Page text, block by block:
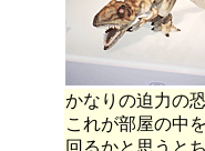
かなりの迫力の
これが部屋の中
回るかと思うと